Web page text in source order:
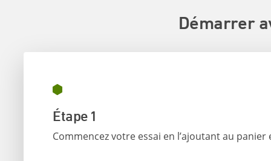
Démarrer
Étape 1
Commencez votre essai en l’ajoutant au